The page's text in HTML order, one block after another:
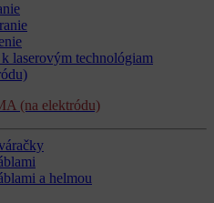
laserovým technológiam
(na elektródu)
a helmou